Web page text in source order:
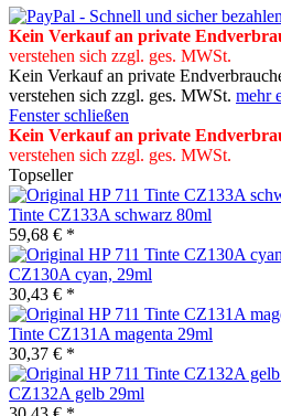
Kein Verkauf an private
verstehen sich zzgl. ges. MWSt.
Kein Verkauf an private
verstehen sich zzgl. ges. MWSt. mehr
Fenster schließen
Kein Verkauf an private
verstehen sich zzgl. ges. MWSt.
Topseller
Tinte CZ133A schwarz 80ml
59,68 € *
CZ130A cyan, 29ml
30,43 € *
Tinte CZ131A magenta 29ml
30,37 € *
CZ132A gelb 29ml